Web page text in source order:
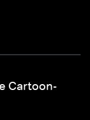
Cartoon-